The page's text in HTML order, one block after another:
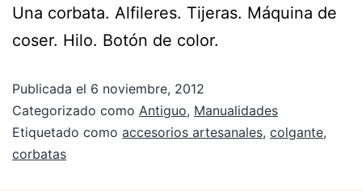
Una corbata. Alfileres. Tijeras. Máquina de
coser. Hilo. Botón de color.
Publicada el 6 noviembre, 2012
Categorizado como Antiguo, Manualidades
Etiquetado como accesorios artesanales, colgante,
corbatas